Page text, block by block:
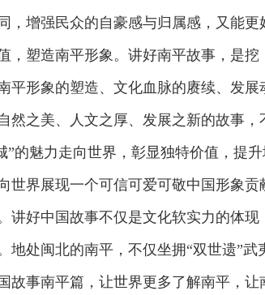
，增强民众的自豪感与归属感，又能更
，塑造南平形象。讲好南平故事，是挖
平形象的塑造、文化血脉的赓续、发展
然之美、人文之厚、发展之新的故事，
”的魅力走向世界，彰显独特价值，提
世界展现一个可信可爱可敬中国形象贡
好中国故事不仅是文化软实力的体现
地处闽北的南平，不仅坐拥“双世遗”武
故事南平篇，让世界更多了解南平，让